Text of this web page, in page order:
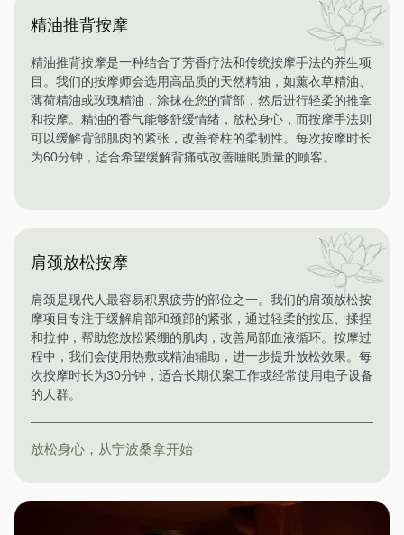
精油推背按摩
精油推背按摩是一种结合了芳香疗法和传统按摩手法的养生项
目。我们的按摩师会选用高品质的天然精油，如薰衣草精油、
薄荷精油或玫瑰精油，涂抹在您的背部，然后进行轻柔的推拿
和按摩。精油的香气能够舒缓情绪，放松身心，而按摩手法则
可以缓解背部肌肉的紧张，改善脊柱的柔韧性。每次按摩时长
为60分钟，适合希望缓解背痛或改善睡眠质量的顾客。
肩颈放松按摩
肩颈是现代人最容易积累疲劳的部位之一。我们的肩颈放松按
摩项目专注于缓解肩部和颈部的紧张，通过轻柔的按压、揉捏
和拉伸，帮助您放松紧绷的肌肉，改善局部血液循环。按摩过
程中，我们会使用热敷或精油辅助，进一步提升放松效果。每
次按摩时长为30分钟，适合长期伏案工作或经常使用电子设备
的人群。
放松身心，从宁波桑拿开始